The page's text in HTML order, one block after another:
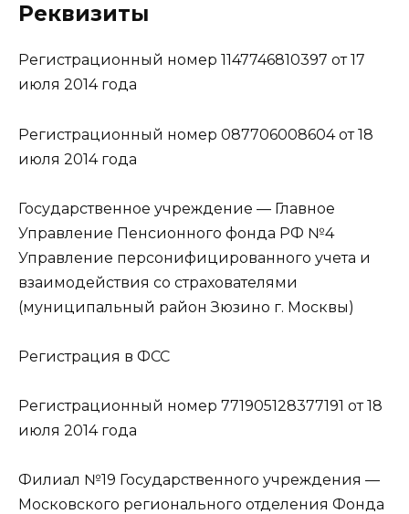
Реквизиты
Регистрационный номер 1147746810397 от 17
июля 2014 года
Регистрационный номер 087706008604 от 18
июля 2014 года
Государственное учреждение — Главное
Управление Пенсионного фонда РФ №4
Управление персонифицированного учета и
взаимодействия со страхователями
(муниципальный район Зюзино г. Москвы)
Регистрация в ФСС
Регистрационный номер 771905128377191 от 18
июля 2014 года
Филиал №19 Государственного учреждения —
Московского регионального отделения Фонда